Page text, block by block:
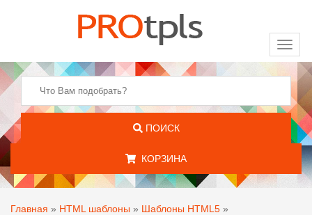
ПОИСК
КОРЗИНА
Главная » HTML шаблоны » Шаблоны HTML5 »